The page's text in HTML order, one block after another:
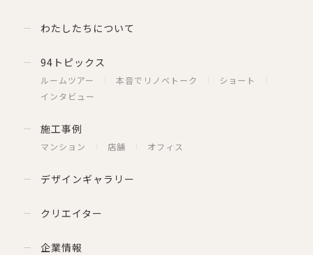
わたしたちについて
94トピックス
ルームツアー 本音でリノベトーク
ショート
インタビュー
施工事例
マンション 店舗 オフィス
デザインギャラリー
クリエイター
企業情報